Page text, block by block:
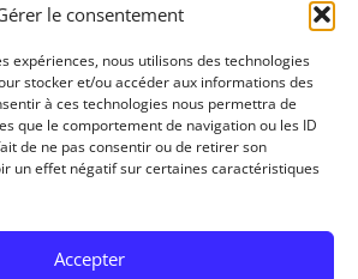
le consentement
expériences, nous utilisons des technologies
stocker et/ou accéder aux informations des
à ces technologies nous permettra de
que le comportement de navigation ou les ID
de ne pas consentir ou de retirer son
un effet négatif sur certaines caractéristiques
Accepter